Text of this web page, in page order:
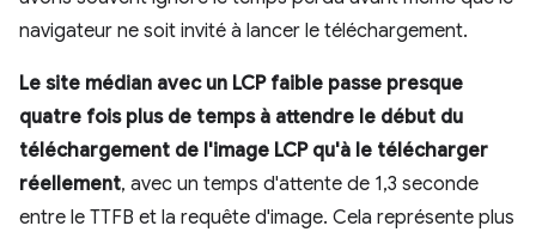
navigateur ne soit invité à lancer le téléchargement.
Le site médian avec un LCP faible passe presque
quatre fois plus de temps à attendre le début du
téléchargement de l'image LCP qu'à le télécharger
réellement, avec un temps d'attente de 1,3 seconde
entre le TTFB et la requête d'image. Cela représente plus